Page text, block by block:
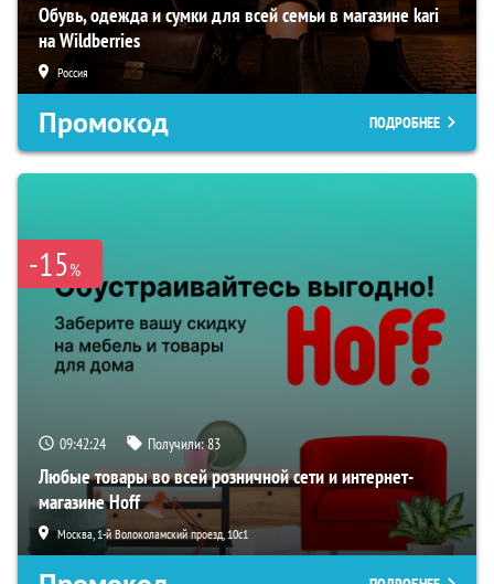
Обувь, одежда и сумки для всей семьи в магазине kari
на Wildberries
Россия
Промокод ПОДРОБНЕЕ
-15%
09:42:24 Получили:83
Любые товары во всей розничной сети и интернет-
магазине Hoff
Москва, 1-й Волоколамский проезд, 10с1